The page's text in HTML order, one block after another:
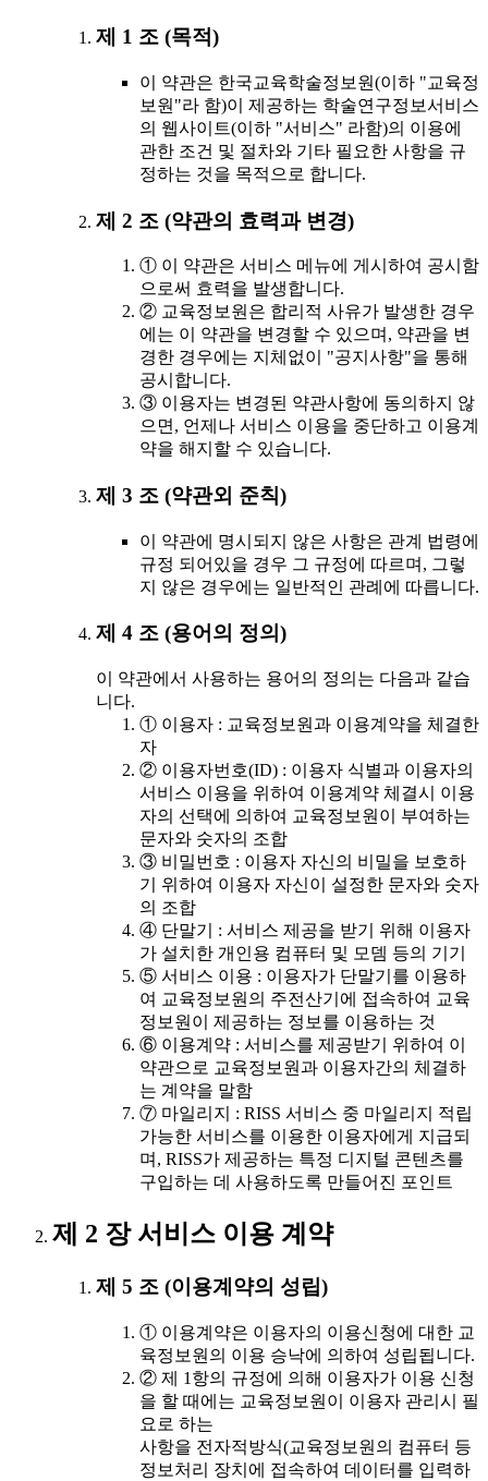
제 1 조 (목적)
이 약관은 한국교육학술정보원(이하 "교육정
보원"라 함)이 제공하는 학술연구정보서비스
의 웹사이트(이하 "서비스" 라함)의 이용에
관한 조건 및 절차와 기타 필요한 사항을 규
정하는 것을 목적으로 합니다.
제 2 조 (약관의 효력과 변경)
① 이 약관은 서비스 메뉴에 게시하여 공시함
으로써 효력을 발생합니다.
② 교육정보원은 합리적 사유가 발생한 경우
에는 이 약관을 변경할 수 있으며, 약관을 변
경한 경우에는 지체없이 "공지사항"을 통해
공시합니다.
③ 이용자는 변경된 약관사항에 동의하지 않
으면, 언제나 서비스 이용을 중단하고 이용계
약을 해지할 수 있습니다.
제 3 조 (약관외 준칙)
이 약관에 명시되지 않은 사항은 관계 법령에
규정 되어있을 경우 그 규정에 따르며, 그렇
지 않은 경우에는 일반적인 관례에 따릅니다.
제 4 조 (용어의 정의)
이 약관에서 사용하는 용어의 정의는 다음과 같습
니다.
① 이용자 : 교육정보원과 이용계약을 체결한
자
② 이용자번호(ID) : 이용자 식별과 이용자의
서비스 이용을 위하여 이용계약 체결시 이용
자의 선택에 의하여 교육정보원이 부여하는
문자와 숫자의 조합
③ 비밀번호 : 이용자 자신의 비밀을 보호하
기 위하여 이용자 자신이 설정한 문자와 숫자
의 조합
④ 단말기 : 서비스 제공을 받기 위해 이용자
가 설치한 개인용 컴퓨터 및 모뎀 등의 기기
⑤ 서비스 이용 : 이용자가 단말기를 이용하
여 교육정보원의 주전산기에 접속하여 교육
정보원이 제공하는 정보를 이용하는 것
⑥ 이용계약 : 서비스를 제공받기 위하여 이
약관으로 교육정보원과 이용자간의 체결하
는 계약을 말함
⑦ 마일리지 : RISS 서비스 중 마일리지 적립
가능한 서비스를 이용한 이용자에게 지급되
며, RISS가 제공하는 특정 디지털 콘텐츠를
구입하는 데 사용하도록 만들어진 포인트
제 2 장 서비스 이용 계약
제 5 조 (이용계약의 성립)
① 이용계약은 이용자의 이용신청에 대한 교
육정보원의 이용 승낙에 의하여 성립됩니다.
② 제 1항의 규정에 의해 이용자가 이용 신청
을 할 때에는 교육정보원이 이용자 관리시 필
요로 하는
사항을 전자적방식(교육정보원의 컴퓨터 등
정보처리 장치에 접속하여 데이터를 입력하